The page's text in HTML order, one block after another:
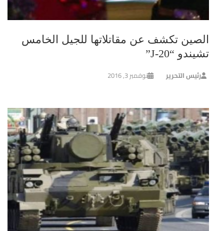
الصين تكشف عن مقاتلاتها للجيل الخامس
تشيندو “J-20”
رئيس التحرير نوفمبر 3, 2016